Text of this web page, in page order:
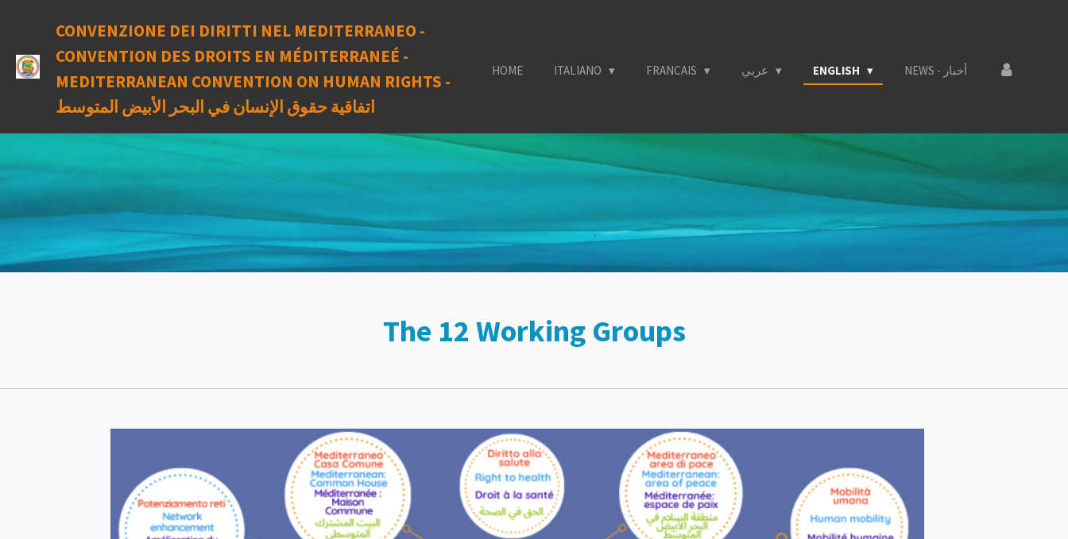
contenuto
principale
CONVENZIONE DEI DIRITTI NEL MEDITERRANEO -
CONVENTION DES DROITS EN MÉDITERRANEÉ -
MEDITERRANEAN CONVENTION ON HUMAN RIGHTS -
اتفاقية حقوق الإنسان في البحر الأبيض المتوسط
HOME ITALIANO FRANCAIS ENGLISH NEWS - أخبار
The 12 Working Groups